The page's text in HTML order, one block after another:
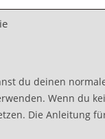
du deinen
Wenn du
Die Anleitung